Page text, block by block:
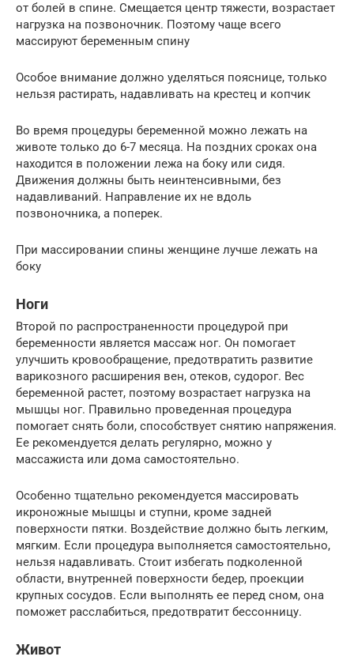
от болей в спине. Смещается центр тяжести, возрастает
нагрузка на позвоночник. Поэтому чаще всего
массируют беременным спину
Особое внимание должно уделяться пояснице, только
нельзя растирать, надавливать на крестец и копчик
Во время процедуры беременной можно лежать на
животе только до 6-7 месяца. На поздних сроках она
находится в положении лежа на боку или сидя.
Движения должны быть неинтенсивными, без
надавливаний. Направление их не вдоль
позвоночника, а поперек.
При массировании спины женщине лучше лежать на
боку
Ноги
Второй по распространенности процедурой при
беременности является массаж ног. Он помогает
улучшить кровообращение, предотвратить развитие
варикозного расширения вен, отеков, судорог. Вес
беременной растет, поэтому возрастает нагрузка на
мышцы ног. Правильно проведенная процедура
помогает снять боли, способствует снятию напряжения.
Ее рекомендуется делать регулярно, можно у
массажиста или дома самостоятельно.
Особенно тщательно рекомендуется массировать
икроножные мышцы и ступни, кроме задней
поверхности пятки. Воздействие должно быть легким,
мягким. Если процедура выполняется самостоятельно,
нельзя надавливать. Стоит избегать подколенной
области, внутренней поверхности бедер, проекции
крупных сосудов. Если выполнять ее перед сном, она
поможет расслабиться, предотвратит бессонницу.
Живот